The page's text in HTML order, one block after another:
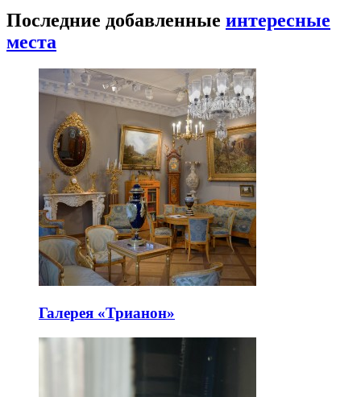
Последние добавленные интересные
места
Галерея «Трианон»